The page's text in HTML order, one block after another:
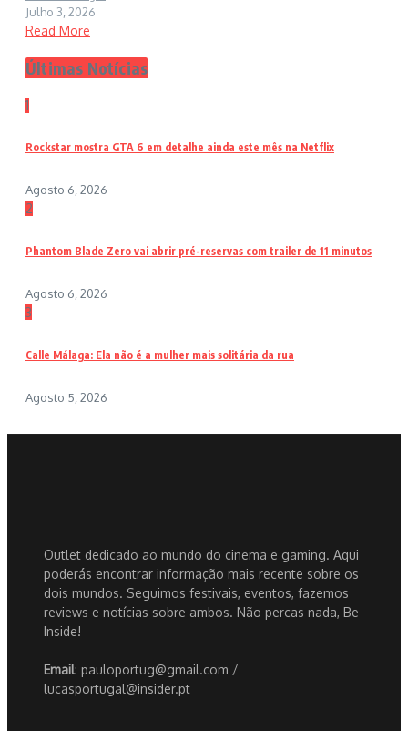
Julho 3, 2026
Read More
Últimas Notícias
1
Rockstar mostra GTA 6 em detalhe ainda este mês na Netflix
Agosto 6, 2026
2
Phantom Blade Zero vai abrir pré-reservas com trailer de 11 minutos
Agosto 6, 2026
3
Calle Málaga: Ela não é a mulher mais solitária da rua
Agosto 5, 2026
Outlet dedicado ao mundo do cinema e gaming. Aqui
poderás encontrar informação mais recente sobre os
dois mundos. Seguimos festivais, eventos, fazemos
reviews e notícias sobre ambos. Não percas nada, Be
Inside!
Email: pauloportug@gmail.com /
lucasportugal@insider.pt